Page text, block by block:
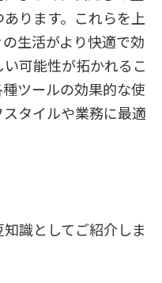
ります。これらを上
生活がより快適で効
可能性が拓かれるこ
ツールの効果的な使
タイルや業務に最適
識としてご紹介しま